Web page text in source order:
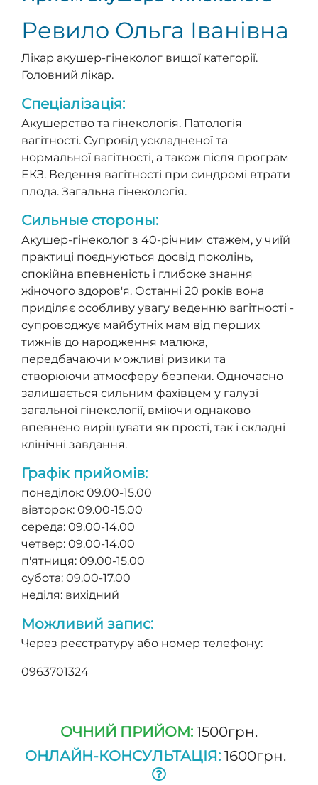
Ревило Ольга Іванівна
Лікар акушер-гінеколог вищої категорії.
Головний лікар.
Спеціалізація:
Акушерство та гінекологія. Патологія
вагітності. Супровід ускладненої та
нормальної вагітності, а також після програм
ЕКЗ. Ведення вагітності при синдромі втрати
плода. Загальна гінекологія.
Сильные стороны:
Акушер-гінеколог з 40-річним стажем, у чиїй
практиці поєднуються досвід поколінь,
спокійна впевненість і глибоке знання
жіночого здоров'я. Останні 20 років вона
приділяє особливу увагу веденню вагітності -
супроводжує майбутніх мам від перших
тижнів до народження малюка,
передбачаючи можливі ризики та
створюючи атмосферу безпеки. Одночасно
залишається сильним фахівцем у галузі
загальної гінекології, вміючи однаково
впевнено вирішувати як прості, так і складні
клінічні завдання.
Графік прийомів:
понеділок: 09.00-15.00
вівторок: 09.00-15.00
середа: 09.00-14.00
четвер: 09.00-14.00
п'ятниця: 09.00-15.00
субота: 09.00-17.00
неділя: вихідний
Можливий запис:
Через реєстратуру або номер телефону:
0963701324
ОЧНИЙ ПРИЙОМ: 1500грн.
ОНЛАЙН-КОНСУЛЬТАЦІЯ: 1600грн.